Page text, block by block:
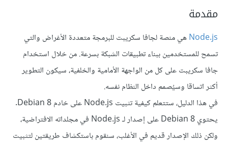
مقدمة
Node.jsهي منصة لجافا سكريبت للبرمجة متعددة الأغراض والتي
تسمح للمستخدمين ببناء تطبيقات الشبكة بسرعة. من خلال استخدام
جافا سكريبت على كل من الواجهة الأمامية والخلفية، سيكون التطوير
أكثر اتساقا وسيُصمم داخل النظام نفسه.
في هذا الدليل، ستتعلم كيفية تثبيت Node.js على خادم Debian 8.
يحتوي Debian 8 على إصدار لـ Node.js في مجلداته الافتراضية،
ولكن ذلك الإصدار قديم في الأغلب، سنقوم باستكشاف طريقتين لتثبيت